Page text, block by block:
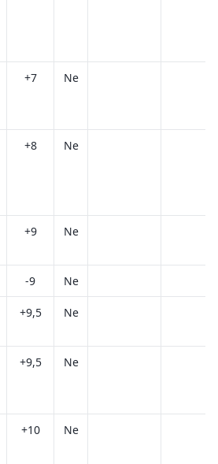
+7 Ne
+8 Ne
+9 Ne
-9 Ne
+9,5 Ne
+9,5 Ne
+10 Ne